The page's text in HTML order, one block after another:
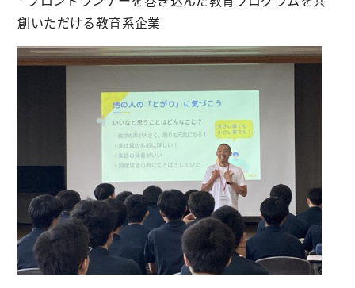
創いただける教育系企業